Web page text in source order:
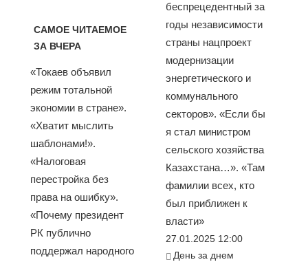
САМОЕ ЧИТАЕМОЕ
ЗА ВЧЕРА
«Токаев объявил
режим тотальной
экономии в стране».
«Хватит мыслить
шаблонами!».
«Налоговая
перестройка без
права на ошибку».
«Почему президент
РК публично
поддержал народного
беспрецедентный за
годы независимости
страны нацпроект
модернизации
энергетического и
коммунального
секторов». «Если бы
я стал министром
сельского хозяйства
Казахстана…». «Там
фамилии всех, кто
был приближен к
власти»
27.01.2025 12:00
День за днем